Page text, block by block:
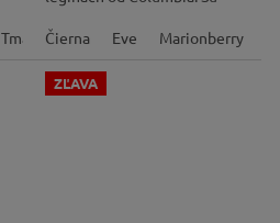
Tmavomodrá Everblue
pot.
Čierna Eve Marionberry
ZĽAVA